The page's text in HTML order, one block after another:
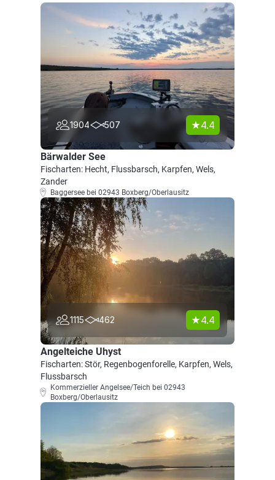
1904 507 4.4
Bärwalder See
Fischarten: Hecht, Flussbarsch, Karpfen, Wels,
Zander
Baggersee bei 02943 Boxberg/Oberlausitz
1115 462 4.4
Angelteiche Uhyst
Fischarten: Stör, Regenbogenforelle, Karpfen, Wels,
Flussbarsch
Kommerzieller Angelsee/Teich bei 02943
Boxberg/Oberlausitz